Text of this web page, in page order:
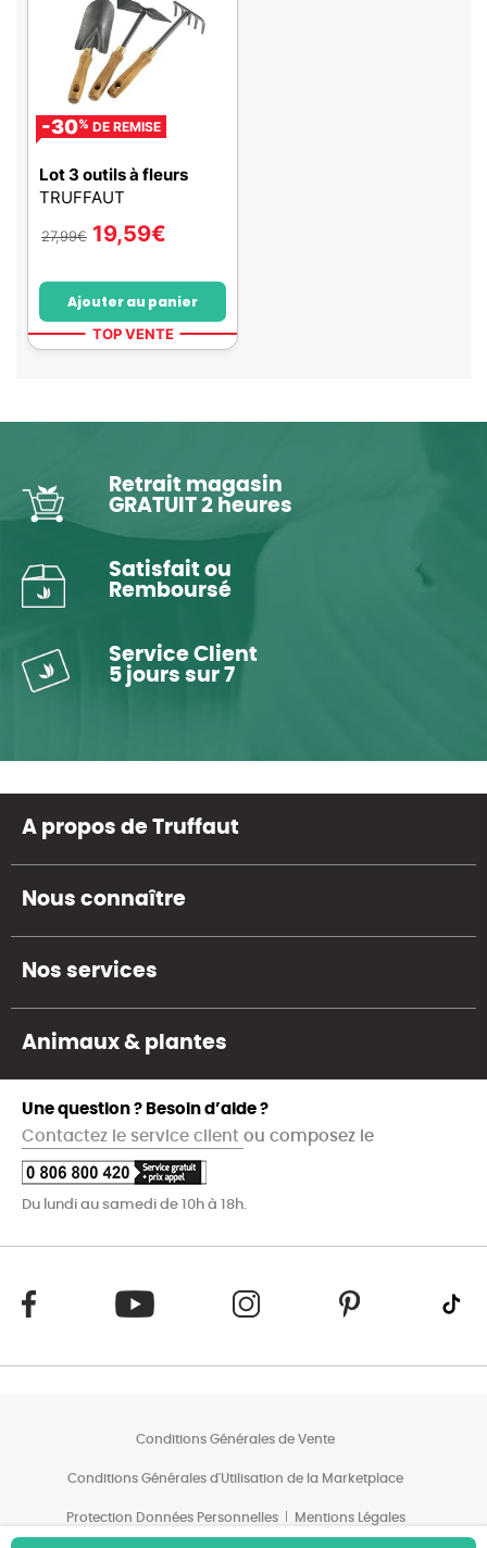
-30% DE REMISE
Lot 3 outils à fleurs
TRUFFAUT
27,99€ 19,59€
Ajouter au panier
TOP VENTE
Retrait magasin
GRATUIT 2 heures
Satisfait ou
Remboursé
Service Client
5 jours sur 7
A propos de Truffaut
Nous connaître
Nos services
Animaux & plantes
Une question ? Besoin d’aide ?
Contactez le service client ou composez le
Du lundi au samedi de 10h à 18h.
Conditions Générales de Vente
Conditions Générales d'Utilisation de la Marketplace
Protection Données Personnelles Mentions Légales